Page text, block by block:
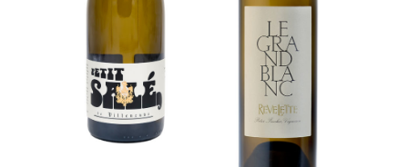
59 rue Grignan
13006 Marseille
T: 04 91 33 46 59